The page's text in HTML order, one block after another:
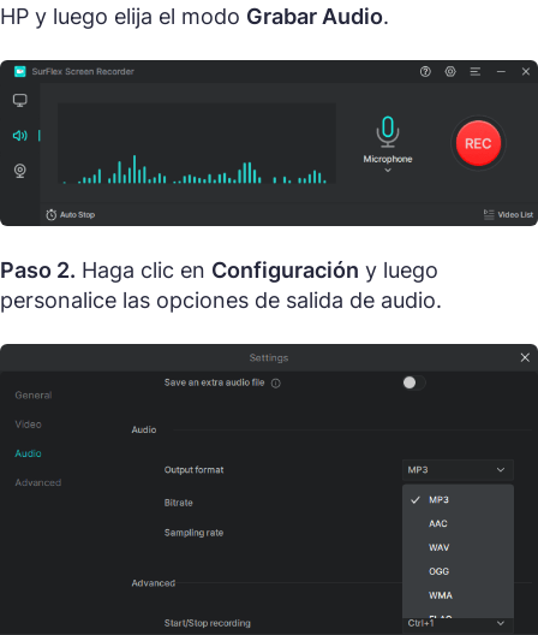
HP y luego elija el modo Grabar Audio.
Paso 2. Haga clic en Configuración y luego
personalice las opciones de salida de audio.